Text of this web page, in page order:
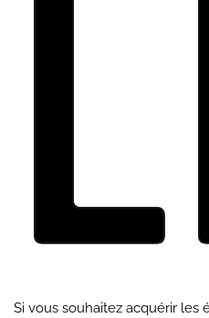
Si vous souhaitez acquérir les